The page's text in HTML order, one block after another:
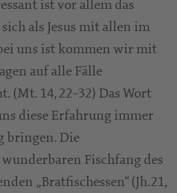
ist vor allem das
als Jesus mit allen im
uns ist kommen wir mit
auf alle Fälle
(Mt. 14, 22-32) Das Wort
diese Erfahrung immer
bringen. Die
Fischfang des
„Bratfischessen“ (Jh.21,